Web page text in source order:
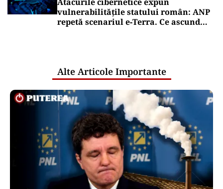
vulnerabilitățile statului român: ANP
repetă scenariul e‑Terra. Ce ascund
Alte Articole Importante